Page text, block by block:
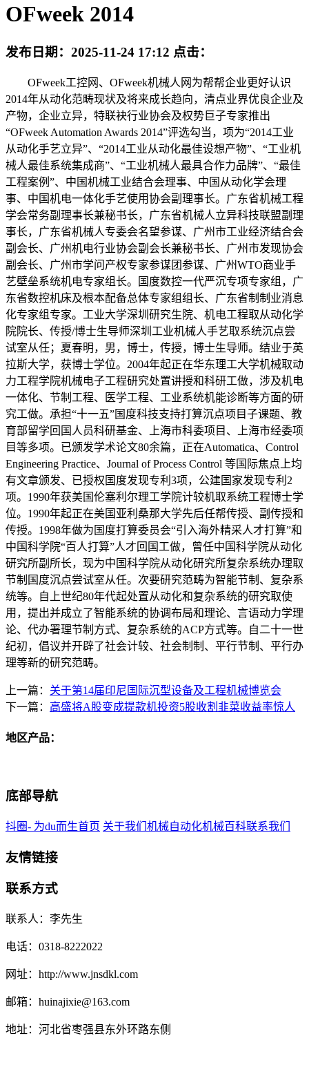
OFweek 2014
发布日期： 2025-11-24 17:12 点击：
OFweek工控网、OFweek机械人网为帮帮企业更好认识
2014年从动化范畴现状及将来成长趋向，清点业界优良企业及
产物，企业立异，特联袂行业协会及权势巨子专家推出
“OFweek Automation Awards 2014”评选勾当，项为“2014工业
从动化手艺立异”、“2014工业从动化最佳设想产物”、“工业机
械人最佳系统集成商”、“工业机械人最具合作力品牌”、“最佳
工程案例”、中国机械工业结合会理事、中国从动化学会理
事、中国机电一体化手艺使用协会副理事长。广东省机械工程
学会常务副理事长兼秘书长，广东省机械人立异科技联盟副理
事长，广东省机械人专委会名望参谋、广州市工业经济结合会
副会长、广州机电行业协会副会长兼秘书长、广州市发现协会
副会长、广州市学问产权专家参谋团参谋、广州WTO商业手
艺壁垒系统机电专家组长。国度数控一代严沉专项专家组，广
东省数控机床及根本配备总体专家组组长、广东省制制业消息
化专家组专家。工业大学深圳研究生院、机电工程取从动化学
院院长、传授/博士生导师深圳工业机械人手艺取系统沉点尝
试室从任；夏春明，男，博士，传授，博士生导师。结业于英
拉斯大学，获博士学位。2004年起正在华东理工大学机械取动
力工程学院机械电子工程研究处置讲授和科研工做，涉及机电
一体化、节制工程、医学工程、工业系统机能诊断等方面的研
究工做。承担“十一五”国度科技支持打算沉点项目子课题、教
育部留学回国人员科研基金、上海市科委项目、上海市经委项
目等多项。已颁发学术论文80余篇，正在Automatica、Control
Engineering Practice、Journal of Process Control 等国际焦点上均
有文章颁发、已授权国度发现专利3项，公建国家发现专利2
项。1990年获美国伦塞利尔理工学院计较机取系统工程博士学
位。1990年起正在美国亚利桑那大学先后任帮传授、副传授和
传授。1998年做为国度打算委员会“引入海外精采人才打算”和
中国科学院“百人打算”人才回国工做，曾任中国科学院从动化
研究所副所长，现为中国科学院从动化研究所复杂系统办理取
节制国度沉点尝试室从任。次要研究范畴为智能节制、复杂系
统等。自上世纪80年代起处置从动化和复杂系统的研究取使
用，提出并成立了智能系统的协调布局和理论、言语动力学理
论、代办署理节制方式、复杂系统的ACP方式等。自二十一世
纪初，倡议并开辟了社会计较、社会制制、平行节制、平行办
理等新的研究范畴。
上一篇： 关于第14届印尼国际沉型设备及工程机械博览会
下一篇： 高盛将A股变成提款机投资5股收割韭菜收益率惊人
地区产品：
底部导航
抖圈- 为du而生首页 关于我们 机械自动化机械百科联系我们
友情链接
联系方式
联系人：李先生
电话：0318-8222022
网址：http://www.jnsdkl.com
邮箱：huinajixie@163.com
地址：河北省枣强县东外环路东侧